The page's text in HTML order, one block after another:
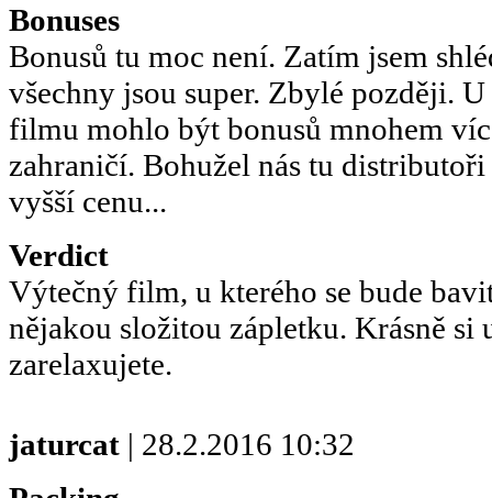
Bonuses
Bonusů tu moc není. Zatím jsem
všechny jsou super. Zbylé později.
filmu mohlo být bonusů mnohem
zahraničí. Bohužel nás tu
vyšší cenu...
Verdict
Výtečný film, u kterého se bude
nějakou složitou zápletku. Krásně si
zarelaxujete.
jaturcat | 28.2.2016 10:32